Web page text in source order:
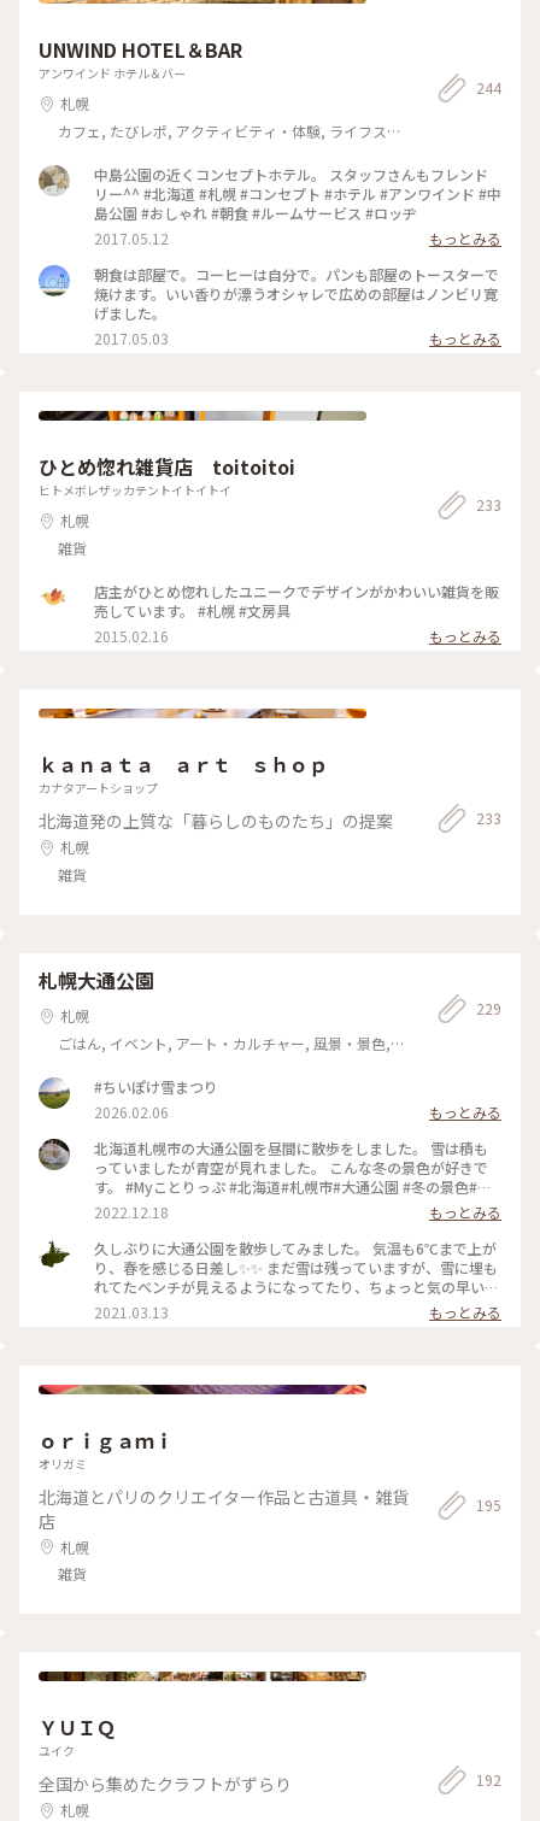
UNWIND HOTEL＆BAR
アンワインド ホテル＆バー
札幌
カフェ, たびレポ, アクティビティ・体験, ライフスタ
244
中島公園の近くコンセプトホテル。 スタッフさんもフレンド
リー^^ #北海道 #札幌 #コンセプト #ホテル #アンワインド #中
島公園 #おしゃれ #朝食 #ルームサービス #ロッヂ
2017.05.12
もっとみる
朝食は部屋で。コーヒーは自分で。パンも部屋のトースターで
焼けます。いい香りが漂うオシャレで広めの部屋はノンビリ寛
げました。
2017.05.03
もっとみる
ひとめ惚れ雑貨店 toitoitoi
ヒトメボレザッカテントイトイトイ
札幌
雑貨
233
店主がひとめ惚れしたユニークでデザインがかわいい雑貨を販
売しています。 #札幌 #文房具
2015.02.16
もっとみる
ｋａｎａｔａ ａｒｔ ｓｈｏｐ
カナタアートショップ
北海道発の上質な「暮らしのものたち」の提案
札幌
雑貨
233
札幌大通公園
札幌
ごはん, イベント, アート・カルチャー, 風景・景色,
229
#ちいぽけ雪まつり
2026.02.06
もっとみる
北海道札幌市の大通公園を昼間に散歩をしました。 雪は積も
っていましたが青空が見れました。 こんな冬の景色が好きで
す。 #Myことりっぷ #北海道#札幌市#大通公園 #冬の景色#ク
リスマスツリー #2022年
2022.12.18
もっとみる
久しぶりに大通公園を散歩してみました。 気温も6℃まで上が
り、春を感じる日差し✨✨ まだ雪は残っていますが、雪に埋も
れてたベンチが見えるようになってたり、ちょっと気の早いタ
ンポポが咲いてたり、ライラックも小さな芽を出していました
🌱 だんだん春は近づいています😊 2021.3.13撮影 #ことりっぷ
2021.03.13 もっとみる
ｏｒｉｇａｍｉ
オリガミ
北海道とパリのクリエイター作品と古道具・雑貨
店
札幌
雑貨
195
ＹＵＩＱ
ユイク
全国から集めたクラフトがずらり
札幌
192